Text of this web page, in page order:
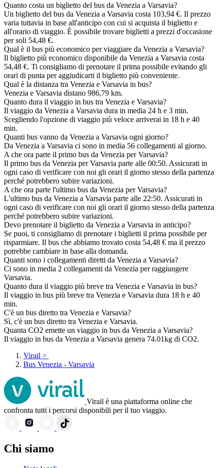
Quanto costa un biglietto del bus da Venezia a Varsavia?
Un biglietto del bus da Venezia a Varsavia costa 103,94 €. Il prezzo
varia tuttavia in base all'anticipo con cui si acquista il biglietto e
all'orario di viaggio. È possibile trovare biglietti a prezzi d'occasione
per soli 54,48 €.
Qual è il bus più economico per viaggiare da Venezia a Varsavia?
Il biglietto più economico disponibile da Venezia a Varsavia costa
54,48 €. Ti consigliamo di prenotare il prima possibile evitando gli
orari di punta per aggiudicarti il biglietto più conveniente.
Qual è la distanza tra Venezia e Varsavia in bus?
Venezia e Varsavia distano 986,79 km.
Quanto dura il viaggio in bus tra Venezia e Varsavia?
Il viaggio da Venezia a Varsavia dura in media 24 h e 3 min.
Scegliendo l'opzione di viaggio più veloce arriverai in 18 h e 40
min.
Quanti bus vanno da Venezia a Varsavia ogni giorno?
Da Venezia a Varsavia ci sono in media 56 collegamenti al giorno.
A che ora parte il primo bus da Venezia per Varsavia?
Il primo bus da Venezia per Varsavia parte alle 00:50. Assicurati in
ogni caso di verificare con noi gli orari il giorno stesso della partenza
perché potrebbero subire variazioni.
A che ora parte l'ultimo bus da Venezia per Varsavia?
L'ultimo bus da Venezia a Varsavia parte alle 22:50. Assicurati in
ogni caso di verificare con noi gli orari il giorno stesso della partenza
perché potrebbero subire variazioni.
Devo prenotare il biglietto da Venezia a Varsavia in anticipo?
Se puoi, ti consigliamo di prenotare i biglietti il prima possibile per
risparmiare. Il bus che abbiamo trovato costa 54,48 € ma il prezzo
potrebbe cambiare in base alla domanda.
Quanti sono i collegamenti diretti da Venezia a Varsavia?
Ci sono in media 2 collegamenti da Venezia per raggiungere
Varsavia.
Quanto dura il viaggio più breve tra Venezia e Varsavia in bus?
Il viaggio in bus più breve tra Venezia e Varsavia dura 18 h e 40
min.
C'è un bus diretto tra Venezia e Varsavia?
Sì, c'è un bus diretto tra Venezia e Varsavia.
Quanta CO2 emette un viaggio in bus da Venezia a Varsavia?
Il viaggio in bus da Venezia a Varsavia genera 74.01kg di CO2.
Virail >
Bus Venezia - Varsavia
Virail è una piattaforma online che
confronta tutti i percorsi disponibili per il tuo viaggio.
Chi siamo